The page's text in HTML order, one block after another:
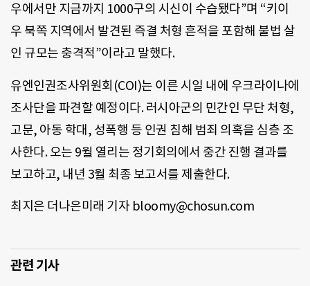
우에서만 지금까지 1000구의 시신이 수습됐다”며 “키이
우 북쪽 지역에서 발견된 즉결 처형 흔적을 포함해 불법 살
인 규모는 충격적”이라고 말했다.
유엔인권조사위원회(COI)는 이른 시일 내에 우크라이나에
조사단을 파견할 예정이다. 러시아군의 민간인 무단 처형,
고문, 아동 학대, 성폭행 등 인권 침해 범죄 의혹을 심층 조
사한다. 오는 9월 열리는 정기회의에서 중간 진행 결과를
보고하고, 내년 3월 최종 보고서를 제출한다.
최지은 더나은미래 기자 bloomy@chosun.com
관련 기사